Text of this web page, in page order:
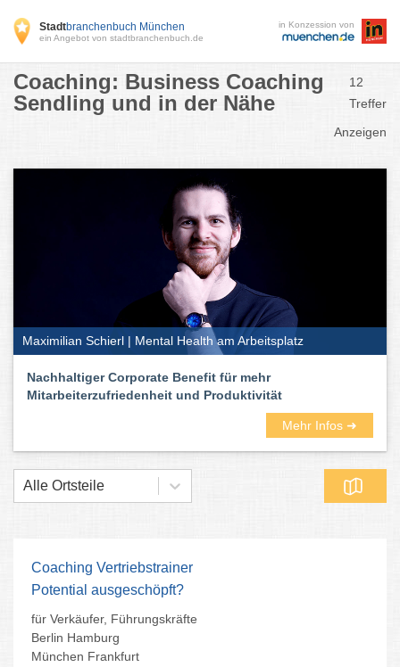
Stadtbranchenbuch München
ein Angebot von stadtbranchenbuch.de
in Konzession von
Coaching: Business Coaching
Sendling und in der Nähe
12
Treffer
Anzeigen
Maximilian Schierl | Mental Health am Arbeitsplatz
Nachhaltiger Corporate Benefit für mehr
Mitarbeiterzufriedenheit und Produktivität
Mehr Infos ➜
Alle Ortsteile
Coaching Vertriebstrainer
Potential ausgeschöpft?
für Verkäufer, Führungskräfte
Berlin Hamburg
München Frankfurt